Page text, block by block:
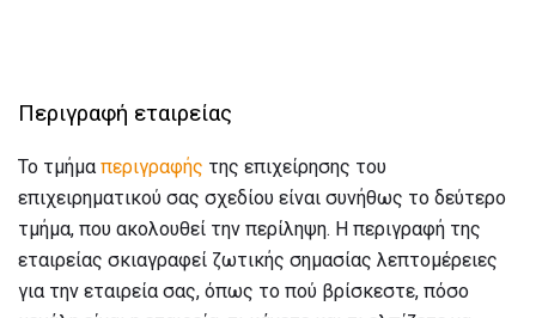
Περιγραφή εταιρείας
Το τμήμα περιγραφής της επιχείρησης του
επιχειρηματικού σας σχεδίου είναι συνήθως το δεύτερο
τμήμα, που ακολουθεί την περίληψη. Η περιγραφή της
εταιρείας σκιαγραφεί ζωτικής σημασίας λεπτομέρειες
για την εταιρεία σας, όπως το πού βρίσκεστε, πόσο